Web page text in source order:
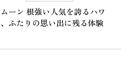
ーン 根強い人気を誇るハワ
ふたりの思い出に残る体験